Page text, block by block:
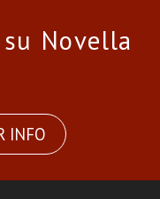
Novella
INFO